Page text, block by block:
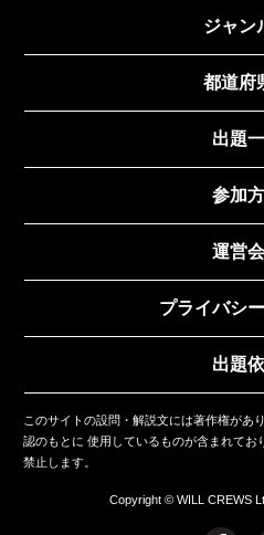
ジャン
都道府
出題
参加
運営
プライバシ
出題
このサイトの設問・解説文には著作権があ
認のもとに 使用しているものが含まれてお
禁止します。
Copyright © WILL CREWS